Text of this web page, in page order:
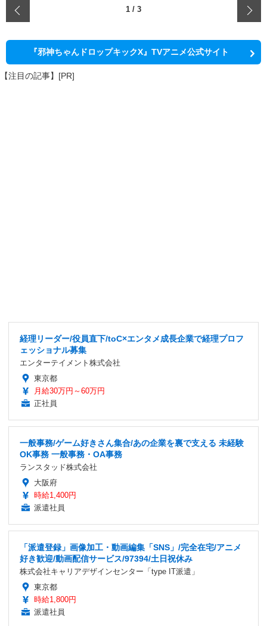
1 / 3
『邪神ちゃんドロップキックX』TVアニメ公式サイト
【注目の記事】[PR]
経理リーダー/役員直下/toC×エンタメ成長企業で経理プロフ
ェッショナル募集
エンターテイメント株式会社
東京都
月給30万円～60万円
正社員
一般事務/ゲーム好きさん集合/あの企業を裏で支える 未経験
OK事務 一般事務・OA事務
ランスタッド株式会社
大阪府
時給1,400円
派遣社員
「派遣登録」画像加工・動画編集「SNS」/完全在宅/アニメ
好き歓迎/動画配信サービス/97394/土日祝休み
株式会社キャリアデザインセンター「type IT派遣」
東京都
時給1,800円
派遣社員